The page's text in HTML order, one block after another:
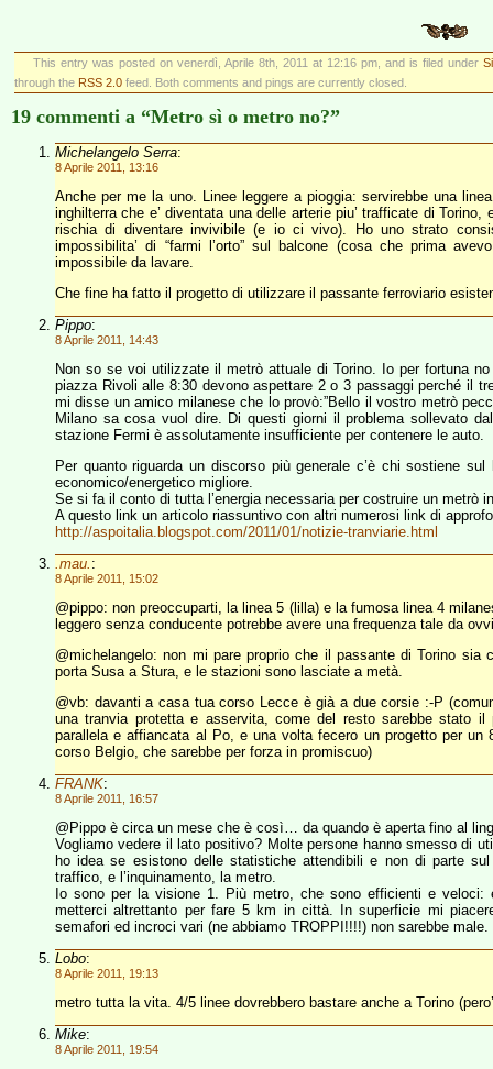
This entry was posted on venerdì, Aprile 8th, 2011 at 12:16 pm, and is filed under
through the RSS 2.0 feed. Both comments and pings are currently closed.
19 commenti a “Metro sì o metro no?”
Michelangelo Serra:
8 Aprile 2011, 13:16
Anche per me la uno. Linee leggere a pioggia: servirebbe una
inghilterra che e’ diventata una delle arterie piu’ trafficate di
rischia di diventare invivibile (e io ci vivo). Ho uno strato
impossibilita’ di “farmi l’orto” sul balcone (cosa che prima
impossibile da lavare.
Che fine ha fatto il progetto di utilizzare il passante ferroviario
Pippo:
8 Aprile 2011, 14:43
Non so se voi utilizzate il metrò attuale di Torino. Io per fortuna
piazza Rivoli alle 8:30 devono aspettare 2 o 3 passaggi perché il
mi disse un amico milanese che lo provò:”Bello il vostro metrò
Milano sa cosa vuol dire. Di questi giorni il problema sollevato
stazione Fermi è assolutamente insufficiente per contenere le auto.
Per quanto riguarda un discorso più generale c’è chi sostiene
economico/energetico migliore.
Se si fa il conto di tutta l’energia necessaria per costruire un metrò
A questo link un articolo riassuntivo con altri numerosi link di
http://aspoitalia.blogspot.com/2011/01/notizie-tranviarie.html
.mau. :
8 Aprile 2011, 15:02
@pippo: non preoccuparti, la linea 5 (lilla) e la fumosa linea 4
leggero senza conducente potrebbe avere una frequenza tale da
@michelangelo: non mi pare proprio che il passante di Torino
porta Susa a Stura, e le stazioni sono lasciate a metà.
@vb: davanti a casa tua corso Lecce è già a due corsie :-P
una tranvia protetta e asservita, come del resto sarebbe stato il
parallela e affiancata al Po, e una volta fecero un progetto per
corso Belgio, che sarebbe per forza in promiscuo)
FRANK:
8 Aprile 2011, 16:57
@Pippo è circa un mese che è così… da quando è aperta fino al
Vogliamo vedere il lato positivo? Molte persone hanno smesso di
ho idea se esistono delle statistiche attendibili e non di parte
traffico, e l’inquinamento, la metro.
Io sono per la visione 1. Più metro, che sono efficienti e
metterci altrettanto per fare 5 km in città. In superficie mi
semafori ed incroci vari (ne abbiamo TROPPI!!!!) non sarebbe male.
Lobo:
8 Aprile 2011, 19:13
metro tutta la vita. 4/5 linee dovrebbero bastare anche a Torino
Mike:
8 Aprile 2011, 19:54